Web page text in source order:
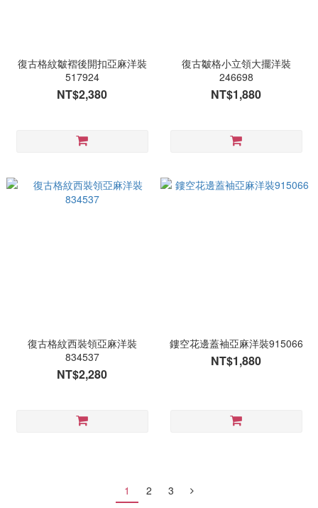
復古格紋皺褶後開扣亞麻洋裝
517924
NT$2,380
復古皺格小立領大擺洋裝
246698
NT$1,880
復古格紋西裝領亞麻洋裝
834537
NT$2,280
鏤空花邊蓋袖亞麻洋裝915066
NT$1,880
1 2 3